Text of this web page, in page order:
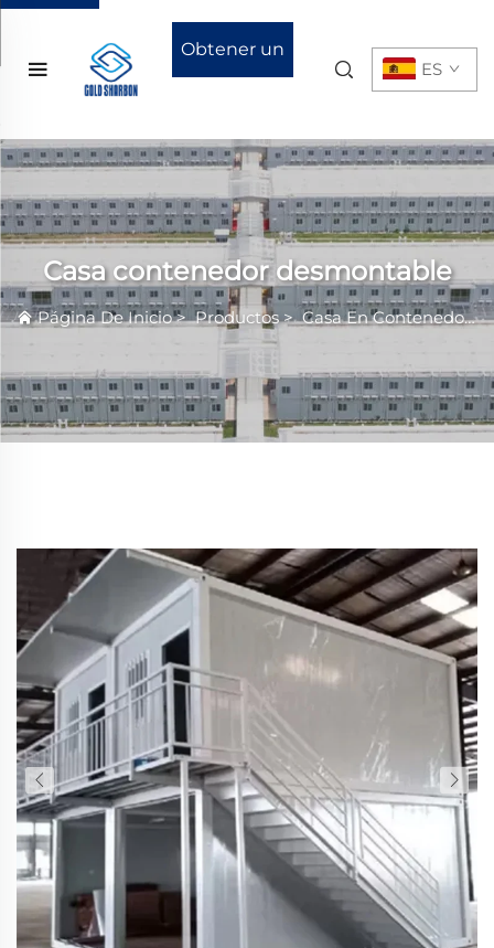
Obtener un
ES
Casa contenedor desmontable
Página De Inicio>Productos>Casa En Contenedor >